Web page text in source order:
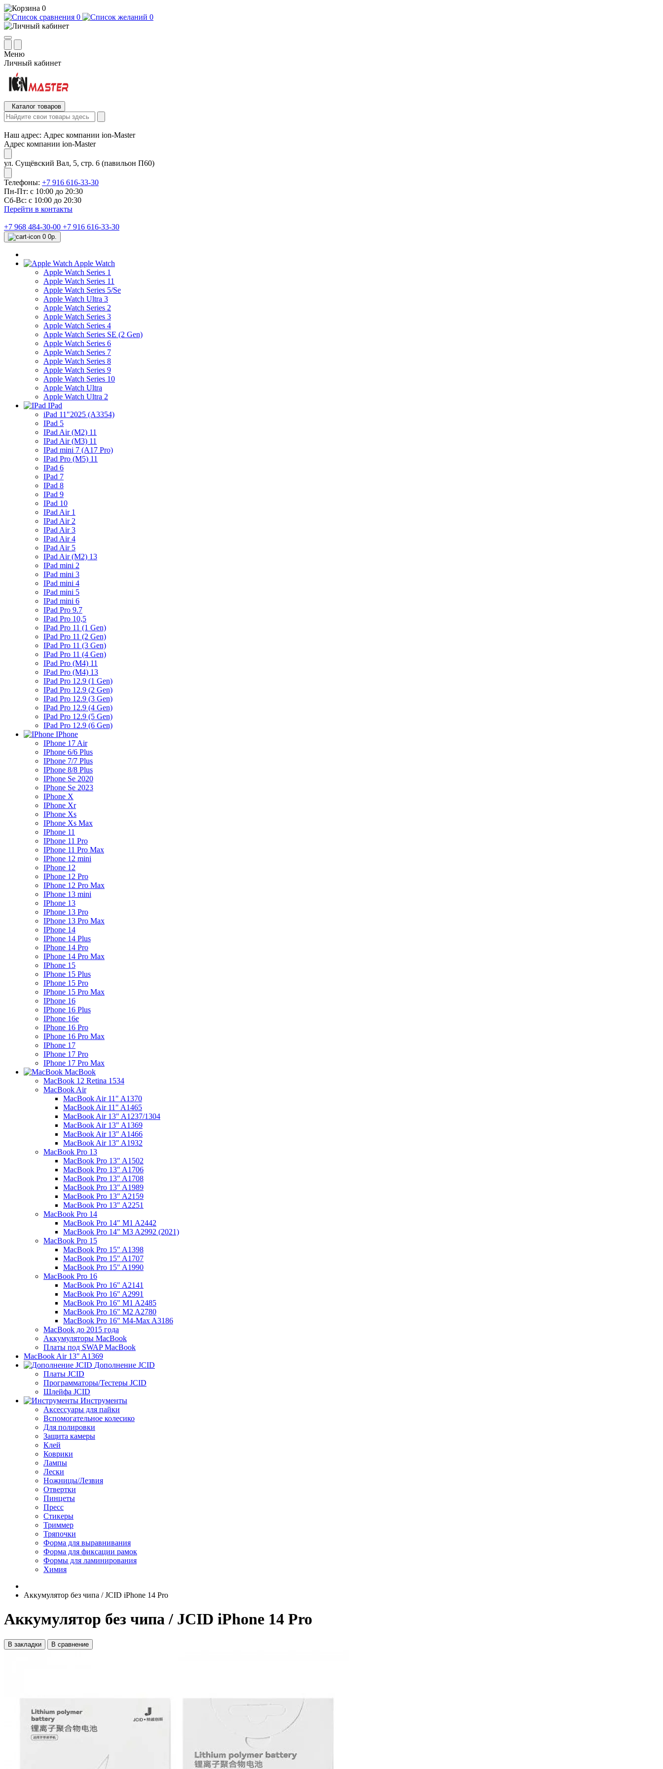
0
0
0
Меню
Личный кабинет
Каталог товаров
Наш адрес: Адрес компании ion-Master
Адрес компании ion-Master
ул. Сущёвский Вал, 5, стр. 6 (павильон П60)
Телефоны: +7 916 616-33-30
Пн-Пт: с 10:00 до 20:30
Сб-Вс: с 10:00 до 20:30
Перейти в контакты
+7 968 484-30-00 +7 916 616-33-30
0 0р.
Apple Watch
Apple Watch Series 1
Apple Watch Series 11
Apple Watch Series 5/Se
Apple Watch Ultra 3
Apple Watch Series 2
Apple Watch Series 3
Apple Watch Series 4
Apple Watch Series SE (2 Gen)
Apple Watch Series 6
Apple Watch Series 7
Apple Watch Series 8
Apple Watch Series 9
Apple Watch Series 10
Apple Watch Ultra
Apple Watch Ultra 2
IPad
iPad 11"2025 (A3354)
IPad 5
IPad Air (M2) 11
IPad Air (M3) 11
IPad mini 7 (A17 Pro)
IPad Pro (M5) 11
IPad 6
IPad 7
IPad 8
IPad 9
IPad 10
IPad Air 1
IPad Air 2
IPad Air 3
IPad Air 4
IPad Air 5
IPad Air (M2) 13
IPad mini 2
IPad mini 3
IPad mini 4
IPad mini 5
IPad mini 6
IPad Pro 9.7
IPad Pro 10,5
IPad Pro 11 (1 Gen)
IPad Pro 11 (2 Gen)
IPad Pro 11 (3 Gen)
IPad Pro 11 (4 Gen)
IPad Pro (M4) 11
IPad Pro (M4) 13
IPad Pro 12.9 (1 Gen)
IPad Pro 12.9 (2 Gen)
IPad Pro 12.9 (3 Gen)
IPad Pro 12.9 (4 Gen)
IPad Pro 12.9 (5 Gen)
IPad Pro 12.9 (6 Gen)
IPhone
IPhone 17 Air
IPhone 6/6 Plus
IPhone 7/7 Plus
IPhone 8/8 Plus
IPhone Se 2020
IPhone Se 2023
IPhone X
IPhone Xr
IPhone Xs
IPhone Xs Max
IPhone 11
IPhone 11 Pro
IPhone 11 Pro Max
IPhone 12 mini
IPhone 12
IPhone 12 Pro
IPhone 12 Pro Max
IPhone 13 mini
IPhone 13
IPhone 13 Pro
IPhone 13 Pro Max
IPhone 14
IPhone 14 Plus
IPhone 14 Pro
IPhone 14 Pro Max
IPhone 15
IPhone 15 Plus
IPhone 15 Pro
IPhone 15 Pro Max
IPhone 16
IPhone 16 Plus
IPhone 16e
IPhone 16 Pro
IPhone 16 Pro Max
IPhone 17
IPhone 17 Pro
IPhone 17 Pro Max
MacBook
MacBook 12 Retina 1534
MacBook Air
MacBook Air 11" A1370
MacBook Air 11" A1465
MacBook Air 13" A1237/1304
MacBook Air 13" A1369
MacBook Air 13" A1466
MacBook Air 13" A1932
MacBook Pro 13
MacBook Pro 13" A1502
MacBook Pro 13" A1706
MacBook Pro 13" A1708
MacBook Pro 13" A1989
MacBook Pro 13" A2159
MacBook Pro 13" A2251
MacBook Pro 14
MacBook Pro 14" M1 A2442
MacBook Pro 14" M3 A2992 (2021)
MacBook Pro 15
MacBook Pro 15" A1398
MacBook Pro 15" A1707
MacBook Pro 15" A1990
MacBook Pro 16
MacBook Pro 16" A2141
MacBook Pro 16" A2991
MacBook Pro 16" M1 A2485
MacBook Pro 16" M2 A2780
MacBook Pro 16" M4-Max A3186
MacBook до 2015 года
Аккумуляторы MacBook
Платы под SWAP MacBook
MacBook Air 13" A1369
Дополнение JCID
Платы JCID
Программаторы/Тестеры JCID
Шлейфа JCID
Инструменты
Аксессуары для пайки
Вспомогательное колесико
Для полировки
Защита камеры
Клей
Коврики
Лампы
Лески
Ножницы/Лезвия
Отвертки
Пинцеты
Пресс
Стикеры
Триммер
Тряпочки
Форма для выравнивания
Форма для фиксации рамок
Формы для ламинирования
Химия
Аккумулятор без чипа / JCID iPhone 14 Pro
Аккумулятор без чипа / JCID iPhone 14 Pro
В закладки В сравнение